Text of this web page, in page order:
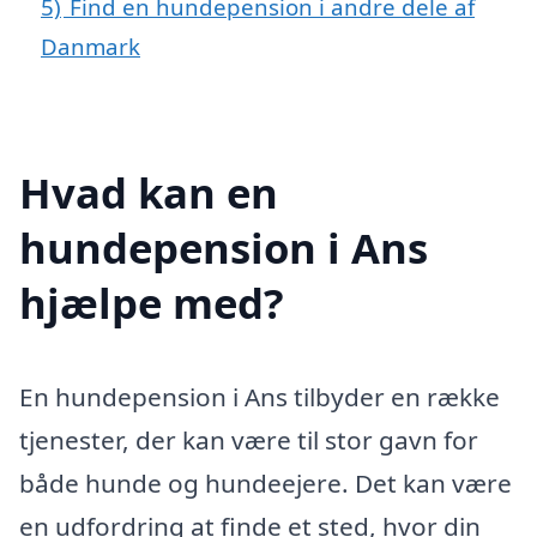
5) Find en hundepension i andre dele af
Danmark
Hvad kan en
hundepension i Ans
hjælpe med?
En hundepension i Ans tilbyder en række
tjenester, der kan være til stor gavn for
både hunde og hundeejere. Det kan være
en udfordring at finde et sted, hvor din